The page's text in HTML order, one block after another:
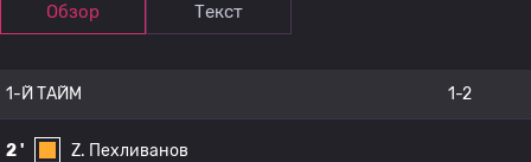
Обзор Текст
1-Й ТАЙМ 1-2
2 ' Z. Пехливанов